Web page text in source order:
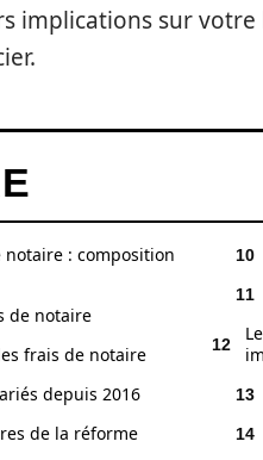
implications sur
: composition
de notaire
frais de notaire
depuis 2016
de la réforme